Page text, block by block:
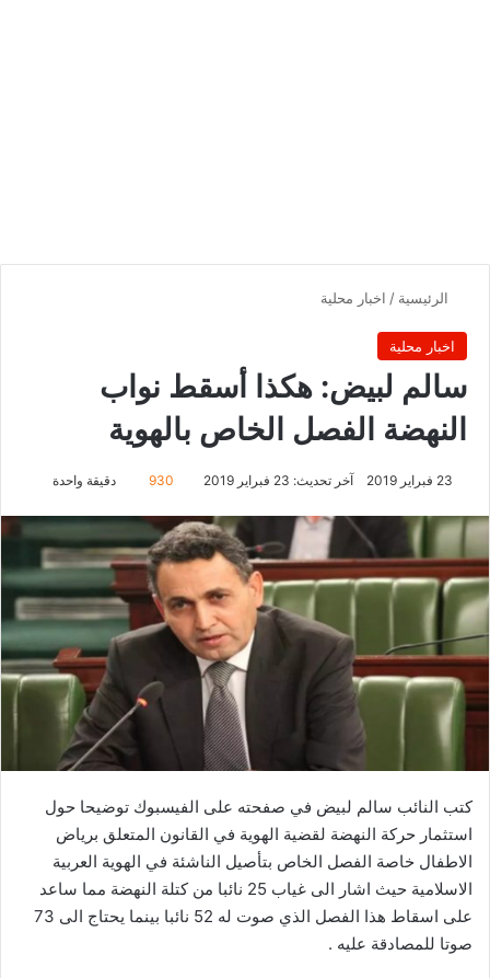
الرئيسية / اخبار محلية
اخبار محلية
سالم لبيض: هكذا أسقط نواب
النهضة الفصل الخاص بالهوية
23 فبراير 2019 آخر تحديث: 23 فبراير 2019 930 دقيقة واحدة
كتب النائب سالم لبيض في صفحته على الفيسبوك توضيحا حول
استثمار حركة النهضة لقضية الهوية في القانون المتعلق برياض
الاطفال خاصة الفصل الخاص بتأصيل الناشئة في الهوية العربية
الاسلامية حيث اشار الى غياب 25 نائبا من كتلة النهضة مما ساعد
على اسقاط هذا الفصل الذي صوت له 52 نائبا بينما يحتاج الى 73
صوتا للمصادقة عليه .